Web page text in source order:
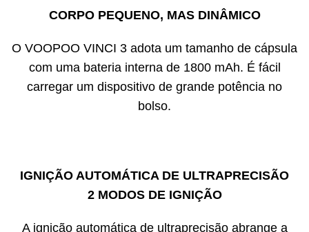
CORPO PEQUENO, MAS DINÂMICO
O VOOPOO VINCI 3 adota um tamanho de cápsula
com uma bateria interna de 1800 mAh. É fácil
carregar um dispositivo de grande potência no
bolso.
IGNIÇÃO AUTOMÁTICA DE ULTRAPRECISÃO
2 MODOS DE IGNIÇÃO
A ignição automática de ultraprecisão abrange a